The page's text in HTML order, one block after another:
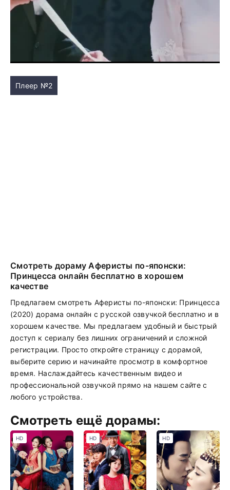
Плеер №2
Смотреть дораму Аферисты по-японски:
Принцесса онлайн бесплатно в хорошем
качестве
Предлагаем смотреть Аферисты по-японски: Принцесса
(2020) дорама онлайн с русской озвучкой бесплатно и в
хорошем качестве. Мы предлагаем удобный и быстрый
доступ к сериалу без лишних ограничений и сложной
регистрации. Просто откройте страницу с дорамой,
выберите серию и начинайте просмотр в комфортное
время. Наслаждайтесь качественным видео и
профессиональной озвучкой прямо на нашем сайте с
любого устройства.
Смотреть ещё дорамы:
HD HD HD